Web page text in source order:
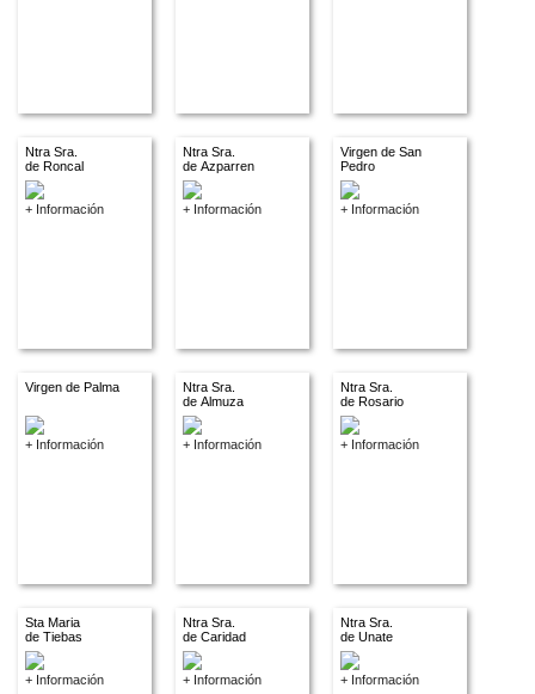
Ntra Sra.
de Roncal
+ Información
Ntra Sra.
de Azparren
+ Información
Virgen de San
Pedro
+ Información
Virgen de Palma
+ Información
Ntra Sra.
de Almuza
+ Información
Ntra Sra.
de Rosario
+ Información
Sta Maria
de Tiebas
+ Información
Ntra Sra.
de Caridad
+ Información
Ntra Sra.
de Unate
+ Información